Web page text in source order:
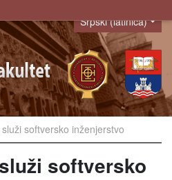
Language
Srpski (latinica)
softversko inženjerstvo
softversko